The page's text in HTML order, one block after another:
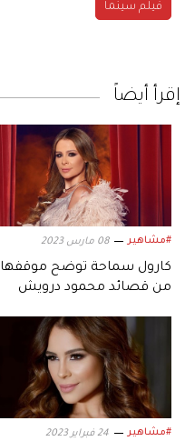
فيلم سينما
إقرأ أيضاً
#مشاهير 08 مارس 2023
كارول سماحة توضح موقفها
من قصائد محمود درويش
#مشاهير 24 فبراير 2023